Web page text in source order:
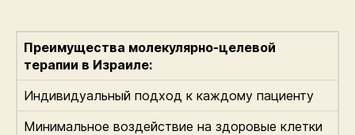
Преимущества молекулярно-целевой
терапии в Израиле:
Индивидуальный подход к каждому пациенту
Минимальное воздействие на здоровые клетки